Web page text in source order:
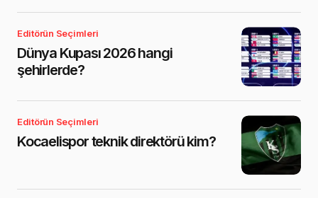
Editörün Seçimleri
Dünya Kupası 2026 hangi
şehirlerde?
Editörün Seçimleri
Kocaelispor teknik direktörü kim?